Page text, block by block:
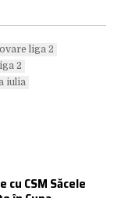
liga 2
2
iulia
cu CSM Săcele